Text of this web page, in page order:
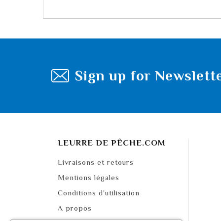
Sign up for
LEURRE DE PÊCHE.COM
Livraisons et retours
Mentions légales
Conditions d'utilisation
A propos